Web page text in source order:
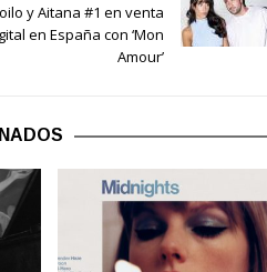
y Aitana #1 en venta
en España con ‘Mon
Amour’